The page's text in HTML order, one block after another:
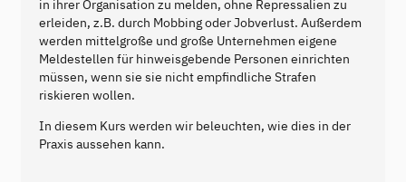
in ihrer Organisation zu melden, ohne Repressalien zu
erleiden, z.B. durch Mobbing oder Jobverlust. Außerdem
werden mittelgroße und große Unternehmen eigene
Meldestellen für hinweisgebende Personen einrichten
müssen, wenn sie sie nicht empfindliche Strafen
riskieren wollen.
In diesem Kurs werden wir beleuchten, wie dies in der
Praxis aussehen kann.